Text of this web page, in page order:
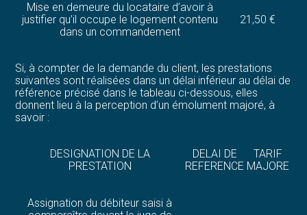
Mise en demeure du locataire d’avoir à
justifier qu’il occupe le logement contenu
dans un commandement
21,50 €
Si, à compter de la demande du client, les prestations
suivantes sont réalisées dans un délai inférieur au délai de
référence précisé dans le tableau ci-dessous, elles
donnent lieu à la perception d’un émolument majoré, à
savoir :
DESIGNATION DE LA
PRESTATION
DELAI DE
REFERENCE
TARIF
MAJORE
Assignation du débiteur saisi à